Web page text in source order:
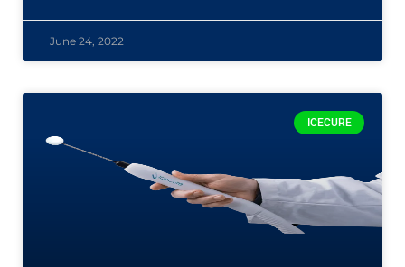
June 24, 2022
ICECURE